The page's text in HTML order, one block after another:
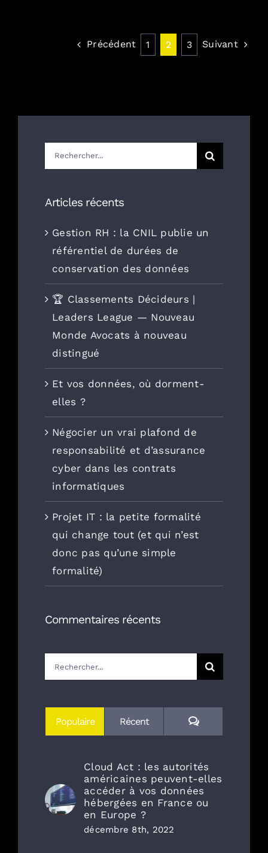
Précédent 1 2 3 Suivant
Rechercher:
Articles récents
Gestion RH : la CNIL publie un
référentiel de durées de
conservation des données
🏆 Classements Décideurs |
Leaders League — Nouveau
Monde Avocats à nouveau
distingué
Et vos données, où dorment-
elles ?
Négocier un vrai plafond de
responsabilité et d’assurance
cyber dans les contrats
informatiques
Projet IT : la petite formalité
qui change tout (et qui n’est
donc pas qu’une simple
formalité)
Commentaires récents
Rechercher:
Populaire Récent Commentaires
Cloud Act : les autorités
américaines peuvent-elles
accéder à vos données
hébergées en France ou
en Europe ?
décembre 8th, 2022